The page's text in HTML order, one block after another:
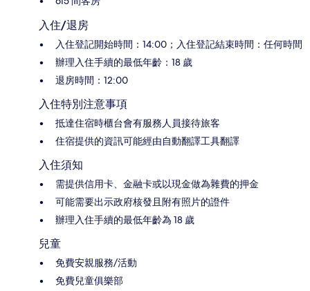
入住/退房
入住登記開始時間：14:00；入住登記結束時間：任何時間
辦理入住手續的最低年齡：18 歲
退房時間：12:00
入住特別注意事項
抵達住宿時櫃台會有服務人員接待旅客
住宿提供的資訊可能經由自動翻譯工具翻譯
入住須知
需提供信用卡、金融卡或以現金做為雜費的押金
可能需要出示政府核發且附有照片的證件
辦理入住手續的最低年齡為 18 歲
兒童
免費安親服務/活動
免費兒童俱樂部